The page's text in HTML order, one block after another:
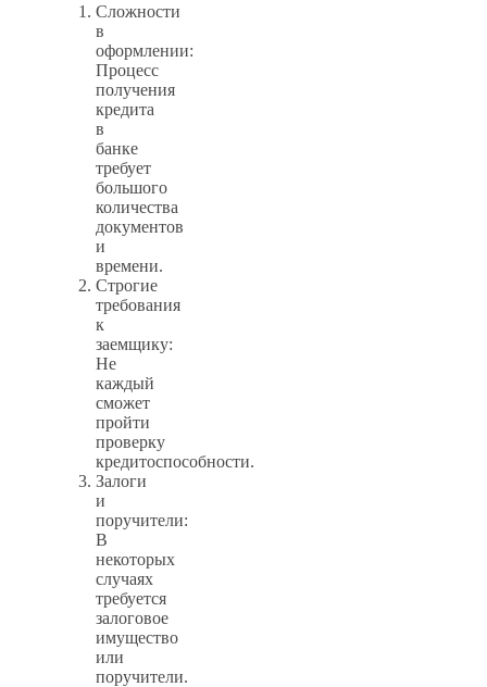
Сложности
в
оформлении:
Процесс
получения
кредита
в
банке
требует
большого
количества
документов
и
времени.
Строгие
требования
к
заемщику:
Не
каждый
сможет
пройти
проверку
кредитоспособности.
Залоги
и
поручители:
В
некоторых
случаях
требуется
залоговое
имущество
или
поручители.